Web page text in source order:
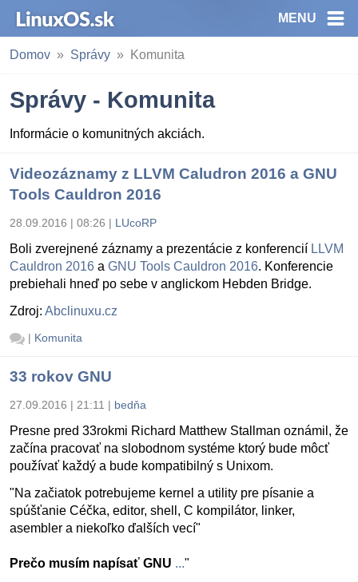
MENU
Domov Správy Komunita
Správy - Komunita
Informácie o komunitných akciách.
Videozáznamy z LLVM Caludron 2016 a GNU
Tools Cauldron 2016
28.09.2016 | 08:26 | LUcoRP
Boli zverejnené záznamy a prezentácie z konferencií LLVM
Cauldron 2016 a GNU Tools Cauldron 2016. Konferencie
prebiehali hneď po sebe v anglickom Hebden Bridge.
Zdroj: Abclinuxu.cz
| Komunita
33 rokov GNU
27.09.2016 | 21:11 | bedňa
Presne pred 33rokmi Richard Matthew Stallman oznámil, že
začína pracovať na slobodnom systéme ktorý bude môcť
používať každý a bude kompatibilný s Unixom.
"Na začiatok potrebujeme kernel a utility pre písanie a
spúšťanie Céčka, editor, shell, C kompilátor, linker,
asembler a niekoľko ďalších vecí"
Prečo musím napísať GNU ..."